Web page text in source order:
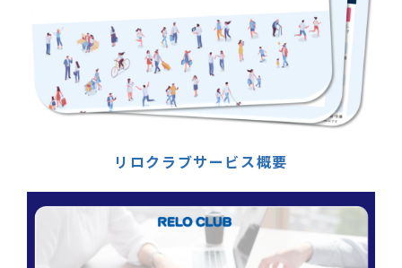
リロクラブサービス概要